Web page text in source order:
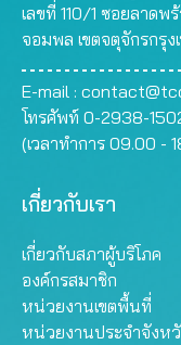
เลขที่ 110/1 ซอยลาด
จอมพล เขตจตุจักรกรุ
E-mail :
โทรศัพท์ 0-2938-
(เวลาทำการ 09.00 -
เกี่ยวกับเรา
เกี่ยวกับสภาผู้บริโภค
องค์กรสมาชิก
หน่วยงานเขตพื้นที่
หน่วยงานประจำจังห